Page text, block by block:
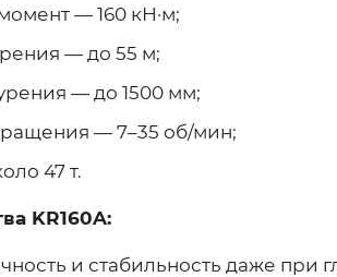
— 160 кН·м;
— до 55 м;
— до 1500 мм;
— 7–35 об/мин;
47 т.
KR160A:
и стабильность даже при